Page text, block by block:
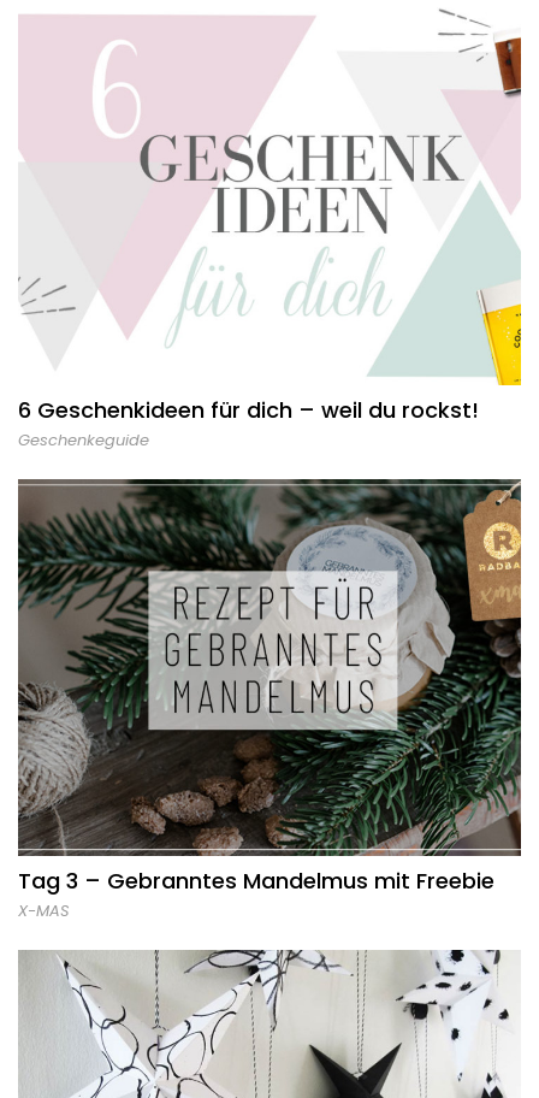
6 Geschenkideen für dich – weil du rockst!
Geschenkeguide
Tag 3 – Gebranntes Mandelmus mit Freebie
X-MAS